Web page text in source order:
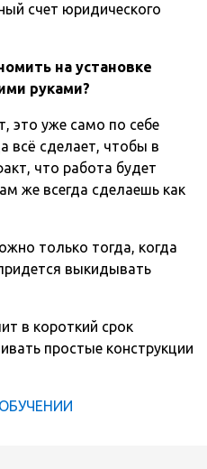
счет юридического
на установке
руками?
это уже само по себе
всё сделает, чтобы в
что работа будет
же всегда сделаешь как
только тогда, когда
выкидывать
в короткий срок
простые конструкции